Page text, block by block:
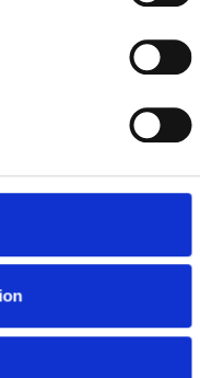
unseren